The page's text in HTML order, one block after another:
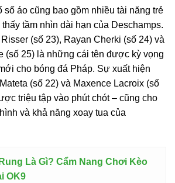
số áo cũng bao gồm nhiều tài năng trẻ
tầm nhìn dài hạn của Deschamps.
(số 23), Rayan Cherki (số 24) và
(số 25) là những cái tên được kỳ vọng
cho bóng đá Pháp. Sự xuất hiện
(số 22) và Maxence Lacroix (số
triệu tập vào phút chót – cũng cho
và khả năng xoay tua của
Là Gì? Cẩm Nang Chơi Kèo
OK9